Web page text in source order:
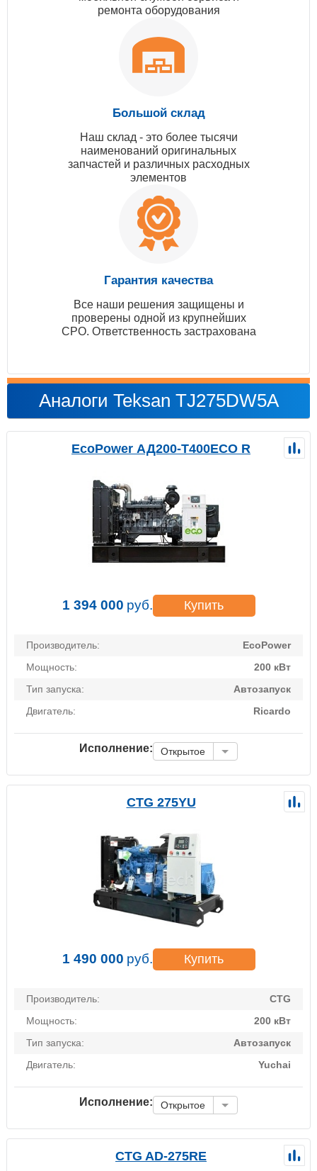
ремонта оборудования
Большой склад
Наш склад - это более тысячи
наименований оригинальных
запчастей и различных расходных
элементов
Гарантия качества
Все наши решения защищены и
проверены одной из крупнейших
СРО. Ответственность застрахована
Аналоги Teksan TJ275DW5A
EcoPower АД200-T400ECO R
1 394 000 руб. Купить
Производитель:
EcoPower
Мощность:
200 кВт
Тип запуска:
Автозапуск
Двигатель:
Ricardo
Исполнение: Открытое
CTG 275YU
1 490 000 руб. Купить
Производитель:
CTG
Мощность:
200 кВт
Тип запуска:
Автозапуск
Двигатель:
Yuchai
Исполнение: Открытое
CTG AD-275RE